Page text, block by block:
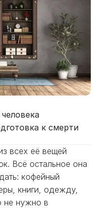
к смерти
всех её вещей
Всё остальное она
кофейный
книги, одежду,
не нужно в